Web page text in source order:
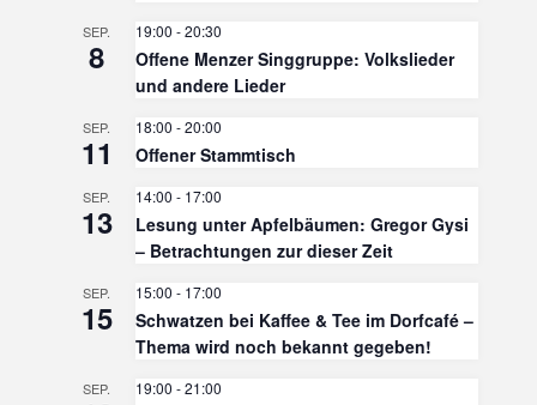
SEP.
8
19:00 -20:30
Offene Menzer Singgruppe: Volkslieder
und andere Lieder
SEP.
11
18:00 -20:00
Offener Stammtisch
SEP.
13
14:00 - 17:00
Lesung unter Apfelbäumen: Gregor Gysi
– Betrachtungen zur dieser Zeit
SEP.
15
15:00 - 17:00
Schwatzen bei Kaffee & Tee im Dorfcafé –
Thema wird noch bekannt gegeben!
SEP. 19:00 -21:00